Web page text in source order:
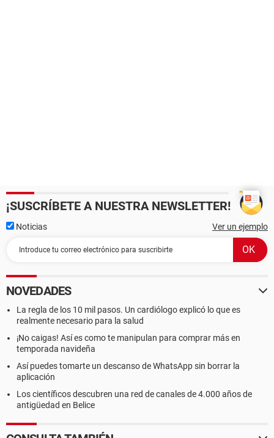
¡SUSCRÍBETE A NUESTRA NEWSLETTER!
Noticias Ver un ejemplo
NOVEDADES
La regla de los 10 mil pasos. Un cardiólogo explicó lo que es
realmente necesario para la salud
¡No caigas! Así es como te manipulan para comprar más en
temporada navideña
Así puedes tomarte un descanso de WhatsApp sin borrar la
aplicación
Los científicos descubren una red de canales de 4.000 años de
antigüedad en Belice